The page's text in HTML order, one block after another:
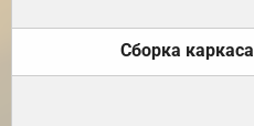
Сборка каркаса